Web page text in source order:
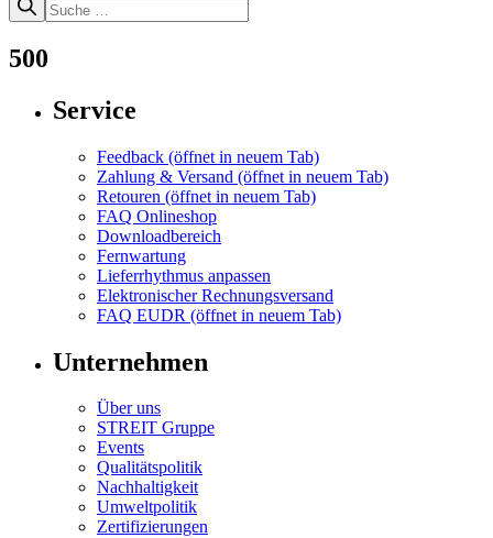
500
Service
Feedback (öffnet in neuem Tab)
Zahlung & Versand (öffnet in neuem Tab)
Retouren (öffnet in neuem Tab)
FAQ Onlineshop
Downloadbereich
Fernwartung
Lieferrhythmus anpassen
Elektronischer Rechnungsversand
FAQ EUDR (öffnet in neuem Tab)
Unternehmen
Über uns
STREIT Gruppe
Events
Qualitätspolitik
Nachhaltigkeit
Umweltpolitik
Zertifizierungen